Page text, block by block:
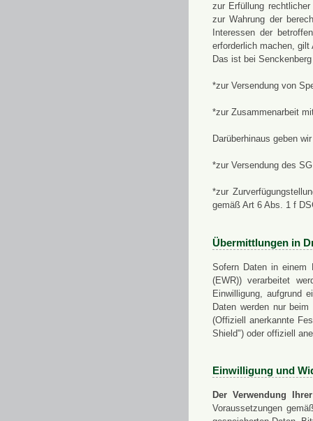
zur Erfüllung
zur Wahrung der
Interessen der
erforderlich machen,
Das ist bei
*zur Versendung von
*zur Zusammenarbeit
Darüberhinaus geben
*zur Versendung des
*zur
gemäß Art 6 Abs. 1 f
Übermittlungen in
Sofern Daten in einem
(EWR)) verarbeitet
Einwilligung, aufgrund
Daten werden nur
(Offiziell anerkannte
Shield") oder offiziell
Einwilligung und
Der Verwendung
Voraussetzungen